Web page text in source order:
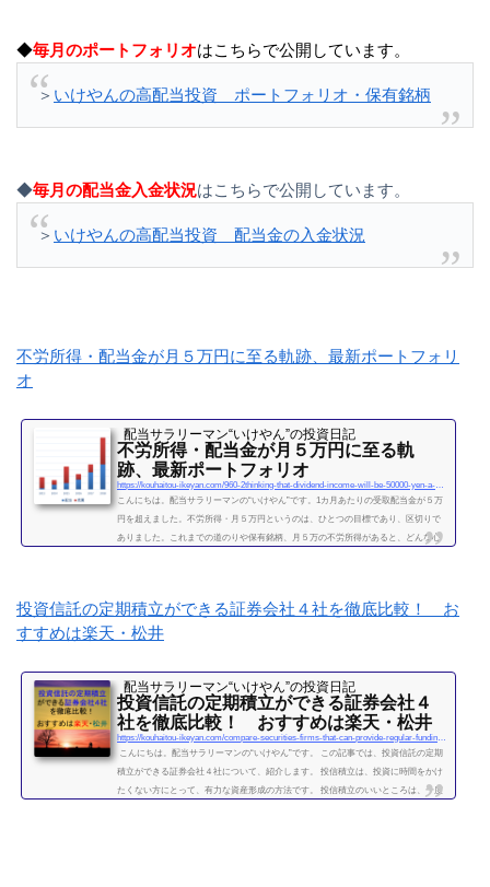
◆毎月のポートフォリオはこちらで公開しています。
＞ いけやんの高配当投資 ポートフォリオ・保有銘柄
◆毎月の配当金入金状況はこちらで公開しています。
＞ いけやんの高配当投資 配当金の入金状況
不労所得・配当金が月５万円に至る軌跡、最新ポートフォリ
オ
配当サラリーマン“いけやん”の投資日記 ​
不労所得・配当金が月５万円に至る軌
跡、最新ポートフォリオ
https://kouhaitou-ikeyan.com/960-2thinking-that-dividend-income-will-be-50000-yen-a-month
こんにちは。配当サラリーマンの“いけやん”です。1カ月あたりの受取配当金が５万
円を超えました。不労所得・月５万円というのは、ひとつの目標であり、区切りで
ありました。これまでの道のりや保有銘柄、月５万の不労所得があると、どんな心
2019年になり、不労所得という名の受取配当金が月額５万...
続きを読む
投資信託の定期積立ができる証券会社４社を徹底比較！ お
すすめは楽天・松井
配当サラリーマン“いけやん”の投資日記 ​
投資信託の定期積立ができる証券会社４
社を徹底比較！ おすすめは楽天・松井
https://kouhaitou-ikeyan.com/compare-securities-firms-that-can-provide-regular-funding-for-mutual-funds
こんにちは。配当サラリーマンの“いけやん”です。 この記事では、投資信託の定期
積立ができる証券会社４社について、紹介します。 投信積立は、投資に時間をかけ
たくない方にとって、有力な資産形成の方法です。 投信積立のいいところは、一度